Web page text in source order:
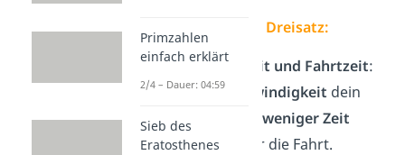
Antiproportionaler Dreisatz:
Geschwindigkeit und Fahrtzeit:
Je mehr Geschwindigkeit dein
Auto hat,
desto weniger Zeit
benötigst du für die Fahrt.
Primzahlen
einfach erklärt
2/4 – Dauer: 04:59
Sieb des
Eratosthenes